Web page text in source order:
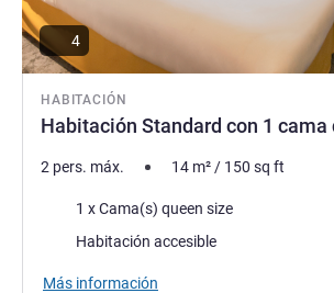
HABITACIÓN
Habitación Standard con 1 cama
4
2 pers. máx. 14 m²/ 150 sq ft
Ropa de cama
1 x Cama(s) queen size
Habitación accesible
Más información